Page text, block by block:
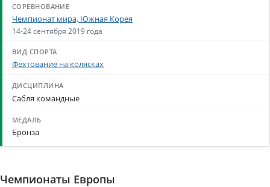
Чемпионат мира, Южная Корея
14-24 сентября 2019 года
Фехтование на колясках
Сабля командные
Бронза
Чемпионаты Европы